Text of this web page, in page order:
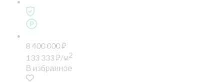
8 400 000₽
133 333₽/м2
В избранное